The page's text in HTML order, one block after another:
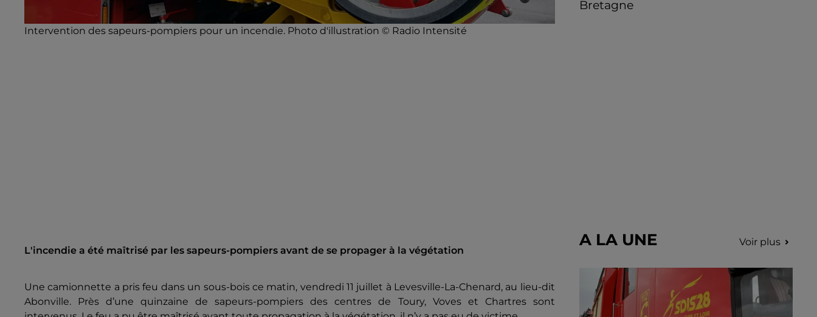
Intervention des sapeurs-pompiers pour un incendie. Photo d'illustration © Radio Intensité
L'incendie a été maîtrisé par les sapeurs-pompiers avant de se propager à la végétation
Une camionnette a pris feu dans un sous-bois ce matin, vendredi 11 juillet à Levesville-La-Chenard, au lieu-dit
Abonville. Près d’une quinzaine de sapeurs-pompiers des centres de Toury, Voves et Chartres sont
Bretagne
A LA UNE Voir plus